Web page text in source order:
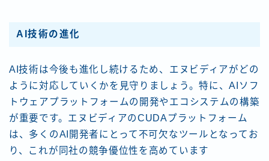
AI技術の進化
AI技術は今後も進化し続けるため、エヌビディアがどの
ように対応していくかを見守りましょう。特に、AIソフ
トウェアプラットフォームの開発やエコシステムの構築
が重要です。エヌビディアのCUDAプラットフォーム
は、多くのAI開発者にとって不可欠なツールとなってお
り、これが同社の競争優位性を高めています​